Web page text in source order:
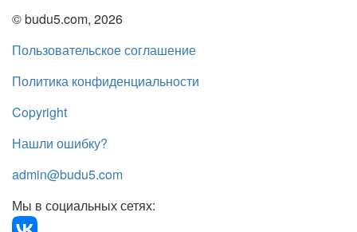
© budu5.com, 2026
Пользовательское соглашение
Политика конфиденциальности
Copyright
Нашли ошибку?
admin@budu5.com
Мы в социальных сетях: